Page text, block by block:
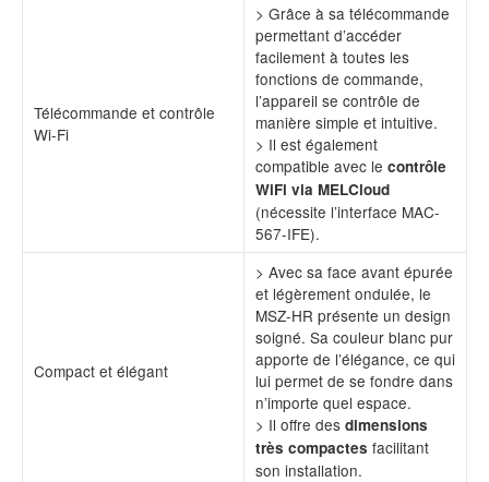
Télécommande et contrôle
Wi-Fi
> Grâce à sa télécommande
permettant d’accéder
facilement à toutes les
fonctions de commande,
l’appareil se contrôle de
manière simple et intuitive.
> Il est également
compatible avec le contrôle
WiFi via MELCloud
(nécessite l’interface MAC-
567-IFE).
Compact et élégant
> Avec sa face avant épurée
et légèrement ondulée, le
MSZ-HR présente un design
soigné. Sa couleur blanc pur
apporte de l’élégance, ce qui
lui permet de se fondre dans
n’importe quel espace.
> Il offre des dimensions
très compactes facilitant
son installation.